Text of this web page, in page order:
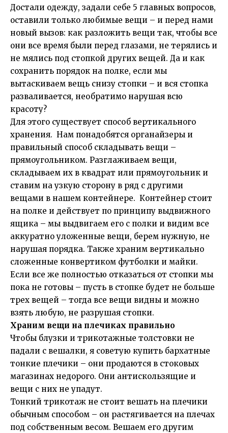
Достали одежду, задали себе 5 главных вопросов,
оставили только любимые вещи – и перед нами
новый вызов: как разложить вещи так, чтобы все
они все время были перед глазами, не терялись и
не мялись под стопкой других вещей. Да и как
сохранить порядок на полке, если мы
вытаскиваем вещь снизу стопки – и вся стопка
разваливается, необратимо нарушая всю
красоту?
Для этого существует способ вертикального
хранения. Нам понадобятся органайзеры и
правильный способ складывать вещи –
прямоугольником. Разглаживаем вещи,
складываем их в квадрат или прямоугольник и
ставим на узкую сторону в ряд с другими
вещами в нашем контейнере. Контейнер стоит
на полке и действует по принципу выдвижного
ящика – мы выдвигаем его с полки и видим все
аккуратно уложенные вещи, берем нужную, не
нарушая порядка. Также храним вертикально
сложенные конвертиком футболки и майки.
Если все же полностью отказаться от стопки мы
пока не готовы – пусть в стопке будет не больше
трех вещей – тогда все вещи видны и можно
взять любую, не разрушая стопки.
Храним вещи на плечиках правильно
Чтобы блузки и трикотажные толстовки не
падали с вешалки, я советую купить бархатные
тонкие плечики – они продаются в стоковых
магазинах недорого. Они антискользящие и
вещи с них не упадут.
Тонкий трикотаж не стоит вешать на плечики
обычным способом – он растягивается на плечах
под собственным весом. Вешаем его другим